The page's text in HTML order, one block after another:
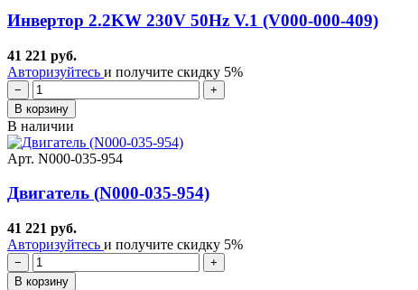
Инвертор 2.2KW 230V 50Hz V.1 (V000-000-409)
41 221 руб.
Авторизуйтесь и получите скидку 5%
−
+
В корзину
В наличии
Арт. N000-035-954
Двигатель (N000-035-954)
41 221 руб.
Авторизуйтесь и получите скидку 5%
−
+
В корзину